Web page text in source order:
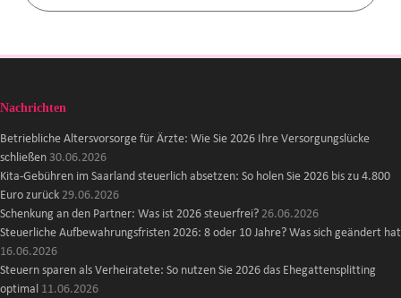
Nachrichten
Betriebliche Altersvorsorge für Ärzte: Wie Sie 2026 Ihre Versorgungslücke
schließen 30.06.2026
Kita-Gebühren im Saarland steuerlich absetzen: So holen Sie 2026 bis zu 4.800
Euro zurück 29.06.2026
Schenkung an den Partner: Was ist 2026 steuerfrei? 26.06.2026
Steuerliche Aufbewahrungsfristen 2026: 8 oder 10 Jahre? Was sich geändert hat
16.06.2026
Steuern sparen als Verheiratete: So nutzen Sie 2026 das Ehegattensplitting
optimal 11.06.2026